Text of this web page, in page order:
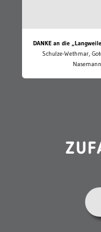
DANKE an die
Schulze-Wethmar,